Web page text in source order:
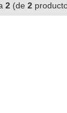
2 (de 2